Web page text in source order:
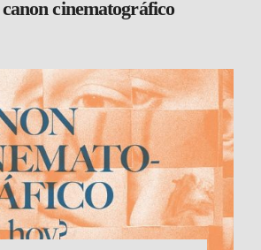
cinematográfico